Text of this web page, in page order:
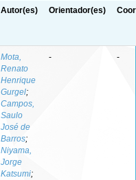
Autor(es) Orientador(es)
Mota,
Renato
Henrique
Gurgel;
Campos,
Saulo
José de
Barros;
Niyama,
Jorge
Katsumi;
- -